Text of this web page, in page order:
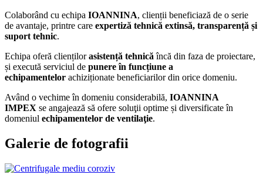
Colaborând cu echipa IOANNINA, clienții beneficiază de o serie
de avantaje, printre care expertiză tehnică extinsă, transparență și
suport tehnic.
Echipa oferă cliențilorasistență tehnicăîncă din faza de proiectare,
și execută serviciul de punere în funcțiune a
echipamentelor achiziționate beneficiarilor din orice domeniu.
Având o vechime în domeniu considerabilă, IOANNINA
IMPEX se angajează să ofere soluţii optime și diversificate în
domeniul echipamentelor de ventilaţie.
Galerie de fotografii